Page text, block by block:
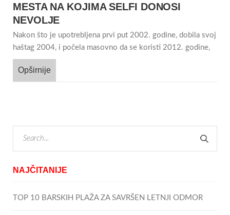
MESTA NA KOJIMA SELFI DONOSI
NEVOLJE
Nakon što je upotrebljena prvi put 2002. godine, dobila svoj
haštag 2004, i počela masovno da se koristi 2012. godine,
Opširnije
NAJČITANIJE
TOP 10 BARSKIH PLAŽA ZA SAVRŠEN LETNJI ODMOR